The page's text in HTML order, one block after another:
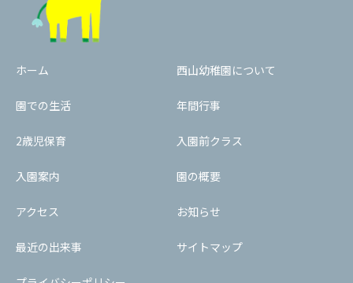
ホーム 西山幼稚園について
園での生活 年間行事
2歳児保育 入園前クラス
入園案内 園の概要
アクセス お知らせ
最近の出来事 サイトマップ